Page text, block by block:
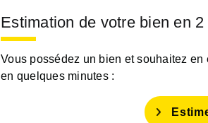
Estimation de votre bien en
Vous possédez un bien et souhaitez
en quelques minutes :